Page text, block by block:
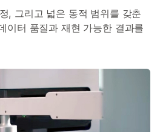
, 그리고 넓은 동적 범위를 갖춘
이터 품질과 재현 가능한 결과를